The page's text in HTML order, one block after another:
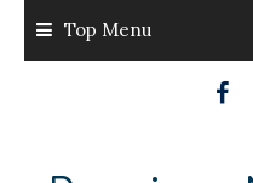
content
Top Menu